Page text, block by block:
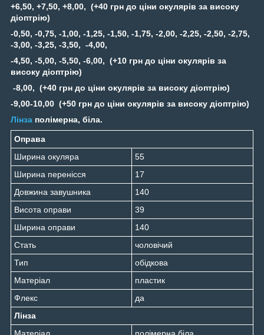
+6,50, +7,50, +8,00, (+40 грн до ціни окулярів за високу
діоптрію)
-0,50, -0,75, -1,00, -1,25, -1,50, -1,75, -2,00, -2,25, -2,50, -2,75,
-3,00, -3,25, -3,50, -4,00,
-4,50, -5,00, -5,50, -6,00, (+10 грн до ціни окулярів за
високу діоптрію)
-8,00, (+40 грн до ціни окулярів за високу діоптрію)
-9,00-10,00 (+50 грн до ціни окулярів за високу діоптрію)
Лінза полімерна, біла.
Оправа
Ширина окуляра
55
Ширина перенісся
17
Довжина завушника
140
Висота оправи
39
Ширина оправи
140
Стать
чоловічий
Тип
обідкова
Матеріал
пластик
Флекс
да
Лінза
Матеріал
полімерна біла